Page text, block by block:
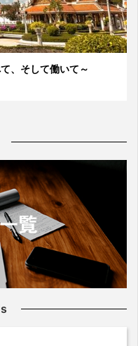
、そして働いて～